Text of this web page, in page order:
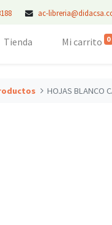
ac-
Tienda Mi carrito 0
HOJAS BLANCO